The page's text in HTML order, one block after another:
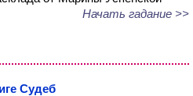
Начать гадание >>
Судеб